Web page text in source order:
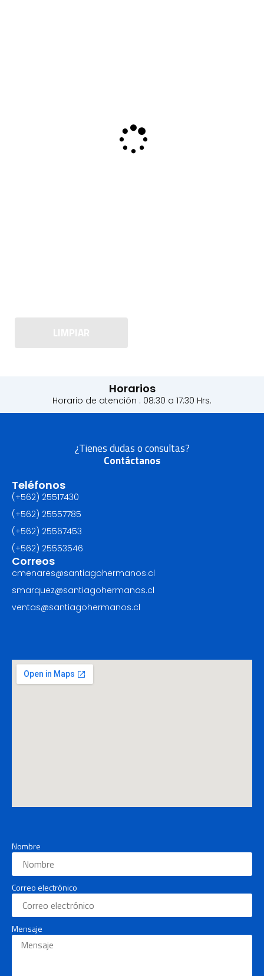
LIMPIAR
Horarios
Horario de atención : 08:30 a 17:30 Hrs.
¿Tienes dudas o consultas?
Contáctanos
Teléfonos
(+562) 25517430‬
(+562) 25557785
(+562) 25567453‬
(+562) ‪25553546
Correos
cmenares@santiagohermanos.cl
smarquez@santiagohermanos.cl
ventas@santiagohermanos.cl
Nombre
Correo electrónico
Mensaje